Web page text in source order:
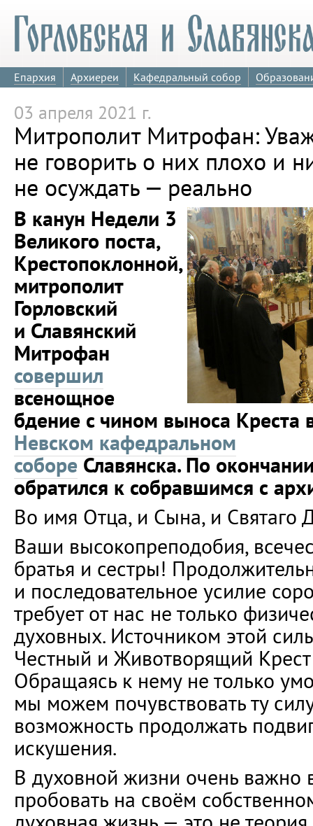
Епархия Архиереи Кафедральный собор
03 апреля 2021 г.
Митрополит Митрофан:
не говорить о них плохо и
не осуждать — реально
В канун Недели 3
Великого поста,
Крестопоклонной,
митрополит
Горловский
и Славянский
Митрофан
совершил
всенощное
бдение с чином выноса Креста
Невском кафедральном
собореСлавянска. По
обратился к собравшимся с
Во имя Отца, и Сына, и Святаго
Ваши высокопреподобия,
братья и сестры!
и последовательное усилие
требует от нас не только
духовных. Источником этой
Честный и Животворящий Крест
Обращаясь к нему не только
мы можем почувствовать ту
возможность продолжать
искушения.
В духовной жизни очень важно
пробовать на своём